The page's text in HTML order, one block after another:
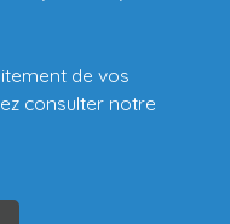
de vos
consulter notre